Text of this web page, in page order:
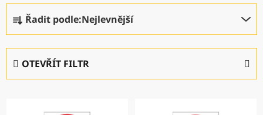
Ř
z
Řadit podle:Nejlevnější
OTEVŘÍT FILTR